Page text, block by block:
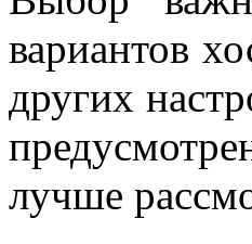
вариантов
других
лучше